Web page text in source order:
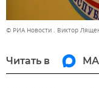
© РИА Новости . Виктор
Читать в